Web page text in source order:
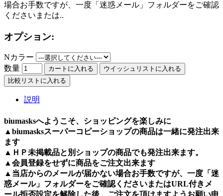
場合お手数ですが、一度「迷惑メール」フォルダーをご確認
くださいまたは..
オプション:
Nカラー
数量
カートに入れる
ウイッシュリストに入れる
比較リストに入れる
説明
biumasksへようこそ、ショッピングを楽しみに
▲ biumasksスーパーコピーショップの商品は一緒に発注出来
ます
▲ＨＰ未掲載品と別ショップの商品でも発注出来ます。
▲会員登録をせずに商品をご注文出来ます
▲当店からのメールが届かない場合お手数ですが、一度「迷
惑メール」フォルダーをご確認くださいまたはURL付きメ
ール拒否設定を解除した後、ご注文を頂けますようお願い申